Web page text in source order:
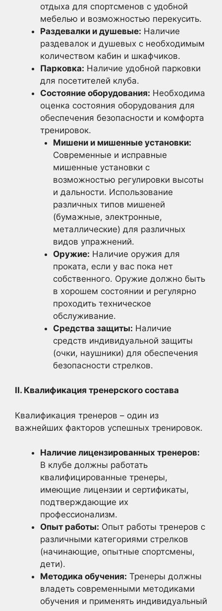
отдыха для спортсменов с удобной
мебелью и возможностью перекусить.
Раздевалки и душевые: Наличие
раздевалок и душевых с необходимым
количеством кабин и шкафчиков.
Парковка: Наличие удобной парковки
для посетителей клуба.
Состояние оборудования: Необходима
оценка состояния оборудования для
обеспечения безопасности и комфорта
тренировок.
Мишени и мишенные установки:
Современные и исправные
мишенные установки с
возможностью регулировки высоты
и дальности. Использование
различных типов мишеней
(бумажные, электронные,
металлические) для различных
видов упражнений.
Оружие: Наличие оружия для
проката, если у вас пока нет
собственного. Оружие должно быть
в хорошем состоянии и регулярно
проходить техническое
обслуживание.
Средства защиты: Наличие
средств индивидуальной защиты
(очки, наушники) для обеспечения
безопасности стрелков.
II. Квалификация тренерского состава
Квалификация тренеров – один из
важнейших факторов успешных тренировок.
Наличие лицензированных тренеров:
В клубе должны работать
квалифицированные тренеры,
имеющие лицензии и сертификаты,
подтверждающие их
профессионализм.
Опыт работы: Опыт работы тренеров с
различными категориями стрелков
(начинающие, опытные спортсмены,
дети).
Методика обучения: Тренеры должны
владеть современными методиками
обучения и применять индивидуальный